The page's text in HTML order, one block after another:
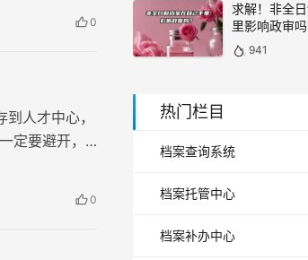
0
人才中心，
定要避开，
0
求解！非全
里影响政审吗
941
热门栏目
档案查询系统
档案托管中心
档案补办中心